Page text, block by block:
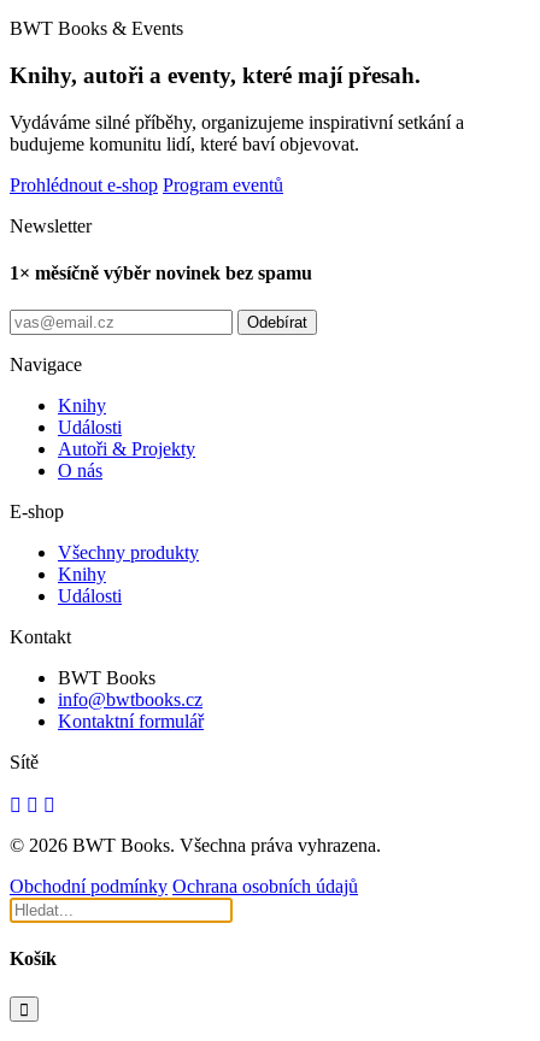
BWT Books & Events
Knihy, autoři a eventy, které mají přesah.
Vydáváme silné příběhy, organizujeme inspirativní setkání a
budujeme komunitu lidí, které baví objevovat.
Prohlédnout e-shop Program eventů
Newsletter
1× měsíčně výběr novinek bez spamu
Odebírat
Navigace
Knihy
Události
Autoři & Projekty
O nás
E-shop
Všechny produkty
Knihy
Události
Kontakt
BWT Books
info@bwtbooks.cz
Kontaktní formulář
Sítě
© 2026 BWT Books. Všechna práva vyhrazena.
Obchodní podmínky Ochrana osobních údajů
Košík